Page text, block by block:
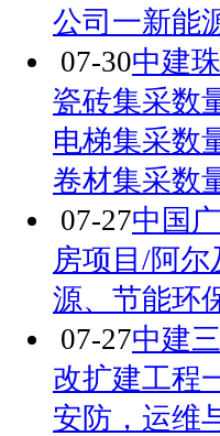
公司一新能
07-30中建
瓷砖集采数
电梯集采数
卷材集采数
07-27中国
房项目/阿
源、节能环
07-27中建
改扩建工程
安防，运维